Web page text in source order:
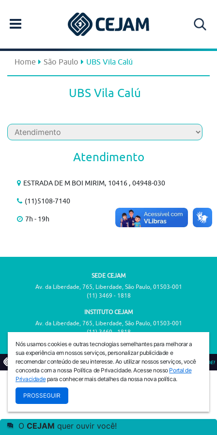
Home São Paulo UBS Vila Calú
UBS Vila Calú
Atendimento
ESTRADA DE M BOI MIRIM, 10416 , 04948-030
(11)5108-7140
7h - 19h
SEDE CEJAM
Av. da Liberdade, 765, Liberdade, São Paulo, 01503-001
(11) 3469 - 1818
INSTITUTO CEJAM
Av. da Liberdade, 765, Liberdade, São Paulo, 01503-001
(11) 3469 - 1818
© 2026 PREVENIR É VIVER COM QUALIDADE!
Nós usamos cookies e outras tecnologias semelhantes para melhorar a
sua experiência em nossos serviços, personalizar publicidade e
recomendar conteúdo de seu interesse. Ao utilizar nossos serviços, você
concorda com a nossa Política de Privacidade. Acesse nosso Portal de
Privacidadepara conhecer mais detalhes da nossa nova política.
PROSSEGUIR
O CEJAM quer ouvir você!